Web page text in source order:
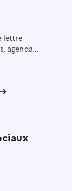
lettre
agenda...